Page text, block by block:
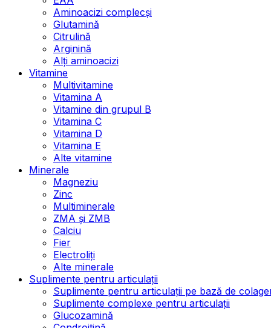
Aminoacizi complecși
Glutamină
Citrulină
Arginină
Alți aminoacizi
Vitamine
Multivitamine
Vitamina A
Vitamine din grupul B
Vitamina C
Vitamina D
Vitamina E
Alte vitamine
Minerale
Magneziu
Zinc
Multiminerale
ZMA și ZMB
Calciu
Fier
Electroliți
Alte minerale
Suplimente pentru articulații
Suplimente pentru articulații pe bază de
Suplimente complexe pentru articulații
Glucozamină